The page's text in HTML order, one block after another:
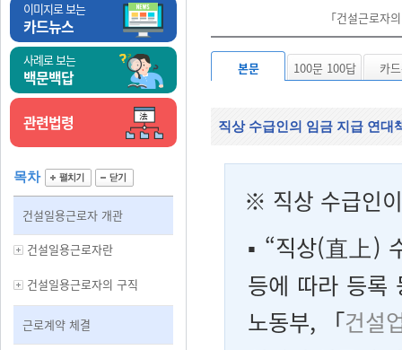
이미지로 보는
카드뉴스
사례로 보는
백문백답
관련법령
목차
건설일용근로자 개관
건설일용근로자란
건설일용근로자의 구직
근로계약 체결
「건설근로자
본문 100문 100답 카
직상 수급인의 임금 지급 연대
※ 직상 수급인
▪ “직상(直上)
등에 따라 등록
노동부, 「건설